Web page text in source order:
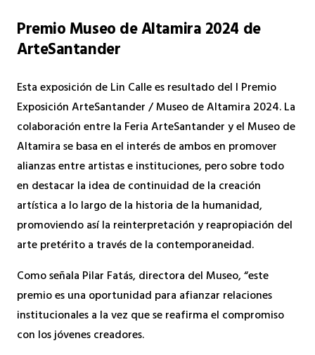
Premio Museo de Altamira 2024 de
ArteSantander
Esta exposición de Lin Calle es resultado del I Premio
Exposición ArteSantander / Museo de Altamira 2024. La
colaboración entre la Feria ArteSantander y el Museo de
Altamira se basa en el interés de ambos en promover
alianzas entre artistas e instituciones, pero sobre todo
en destacar la idea de continuidad de la creación
artística a lo largo de la historia de la humanidad,
promoviendo así la reinterpretación y reapropiación del
arte pretérito a través de la contemporaneidad.
Como señala Pilar Fatás, directora del Museo, “este
premio es una oportunidad para afianzar relaciones
institucionales a la vez que se reafirma el compromiso
con los jóvenes creadores.